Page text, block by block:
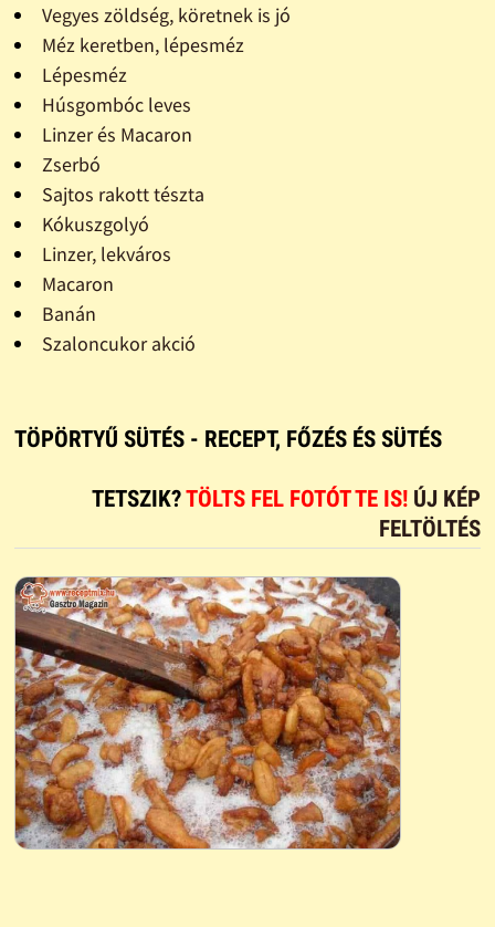
Vegyes zöldség, köretnek is jó
Méz keretben, lépesméz
Lépesméz
Húsgombóc leves
Linzer és Macaron
Zserbó
Sajtos rakott tészta
Kókuszgolyó
Linzer, lekváros
Macaron
Banán
Szaloncukor akció
TÖPÖRTYŰ SÜTÉS - RECEPT, FŐZÉS ÉS SÜTÉS
TETSZIK?TÖLTS FEL FOTÓT TE IS! ÚJ KÉP
FELTÖLTÉS